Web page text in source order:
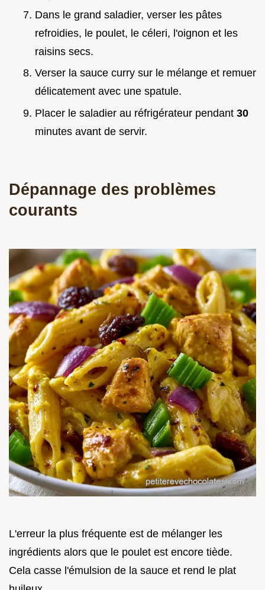
Dans le grand saladier, verser les pâtes
refroidies, le poulet, le céleri, l'oignon et les
raisins secs.
Verser la sauce curry sur le mélange et remuer
délicatement avec une spatule.
Placer le saladier au réfrigérateur pendant 30
minutes avant de servir.
Dépannage des problèmes
courants
L'erreur la plus fréquente est de mélanger les
ingrédients alors que le poulet est encore tiède.
Cela casse l'émulsion de la sauce et rend le plat